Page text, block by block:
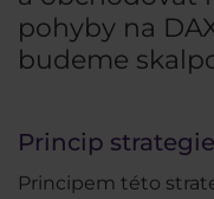
pohyby na
budeme
Princip strategie
Principem této